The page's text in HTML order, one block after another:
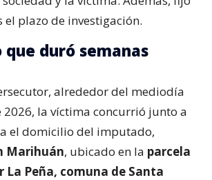
el plazo de investigación.
que duró semanas
alrededor del mediodía
la víctima concurrió junto a
el domicilio del imputado,
Marihuán, ubicado en la parcela
La Peña, comuna de Santa